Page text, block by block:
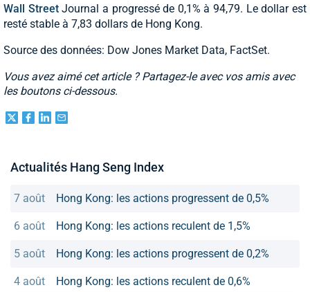
Wall StreetJournal a progressé de 0,1% à 94,79. Le dollar est
resté stable à 7,83 dollars de Hong Kong.
Source des données: Dow Jones Market Data, FactSet.
Vous avez aimé cet article ? Partagez-le avec vos amis avec
les boutons ci-dessous.
Actualités Hang Seng Index
7 août Hong Kong: les actions progressent de 0,5%
6 août Hong Kong: les actions reculent de 1,5%
5 août Hong Kong: les actions progressent de 0,2%
4 août Hong Kong: les actions reculent de 0,6%